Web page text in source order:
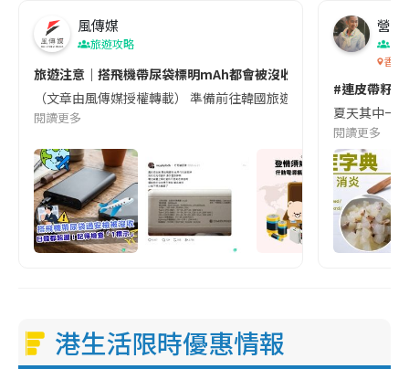
風傳媒
旅遊攻略
旅遊注意｜搭飛機帶尿袋標明mAh都會被沒收😱出發前切記檢查
（文章由風傳媒授權轉載） 準備前往韓國旅遊的民眾，近期要
閱讀更多
營養
香港
#連皮帶籽
夏天其中一
閱讀更多
港生活限時優惠情報